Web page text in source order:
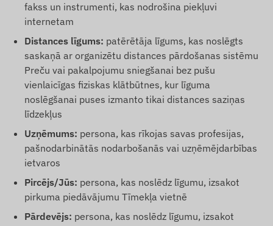
fakss un instrumenti, kas nodrošina piekļuvi
internetam
Distances līgums: patērētāja līgums, kas noslēgts
saskaņā ar organizētu distances pārdošanas sistēmu
Preču vai pakalpojumu sniegšanai bez pušu
vienlaicīgas fiziskas klātbūtnes, kur līguma
noslēgšanai puses izmanto tikai distances saziņas
līdzekļus
Uzņēmums: persona, kas rīkojas savas profesijas,
pašnodarbinātās nodarbošanās vai uzņēmējdarbības
ietvaros
Pircējs/Jūs: persona, kas noslēdz līgumu, izsakot
pirkuma piedāvājumu Tīmekļa vietnē
Pārdevējs: persona, kas noslēdz līgumu, izsakot